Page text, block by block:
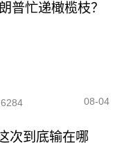
普忙递橄榄枝？
6284 08-04
次到底输在哪